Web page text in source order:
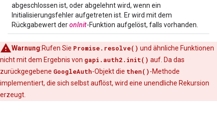
abgeschlossen ist, oder abgelehnt wird, wenn ein
Initialisierungsfehler aufgetreten ist. Er wird mit dem
Rückgabewert deronInit-Funktion aufgelöst, falls vorhanden.
Warnung:Rufen Sie Promise.resolve() und ähnliche Funktionen
nicht mit dem Ergebnis von gapi.auth2.init() auf. Da das
zurückgegebene GoogleAuth-Objekt die then()-Methode
implementiert, die sich selbst auflöst, wird eine unendliche Rekursion
erzeugt.